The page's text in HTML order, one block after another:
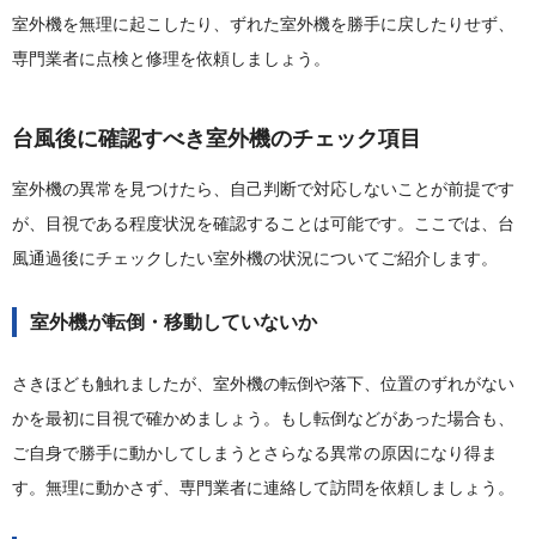
室外機を無理に起こしたり、ずれた室外機を勝手に戻したりせず、
専門業者に点検と修理を依頼しましょう。
台風後に確認すべき室外機のチェック項目
室外機の異常を見つけたら、自己判断で対応しないことが前提です
が、目視である程度状況を確認することは可能です。ここでは、台
風通過後にチェックしたい室外機の状況についてご紹介します。
室外機が転倒・移動していないか
さきほども触れましたが、室外機の転倒や落下、位置のずれがない
かを最初に目視で確かめましょう。もし転倒などがあった場合も、
ご自身で勝手に動かしてしまうとさらなる異常の原因になり得ま
す。無理に動かさず、専門業者に連絡して訪問を依頼しましょう。